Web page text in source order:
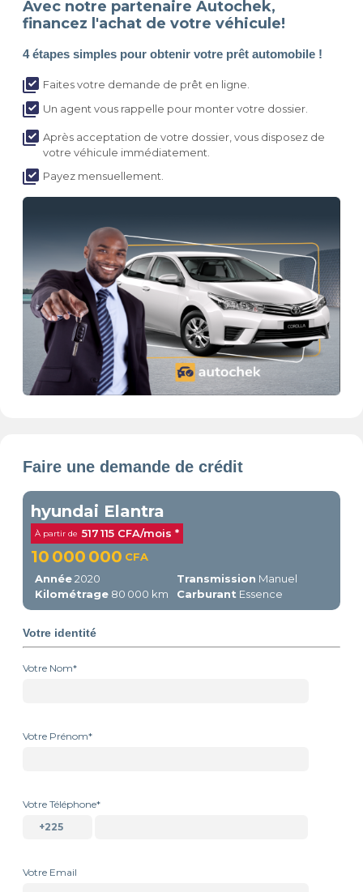
Avec notre partenaire Autochek,
financez l'achat de votre véhicule!
4 étapes simples pour obtenir votre prêt automobile !
Faites votre demande de prêt en ligne.
Un agent vous rappelle pour monter votre dossier.
Après acceptation de votre dossier, vous disposez de
votre véhicule immédiatement.
Payez mensuellement.
Faire une demande de crédit
hyundai Elantra
À partir de 517 115 CFA/mois *
10 000 000 CFA
Année2020
Kilométrage 80 000 km
Transmission Manuel
Carburant Essence
Votre identité
Votre Nom*
Votre Prénom*
Votre Téléphone*
Votre Email